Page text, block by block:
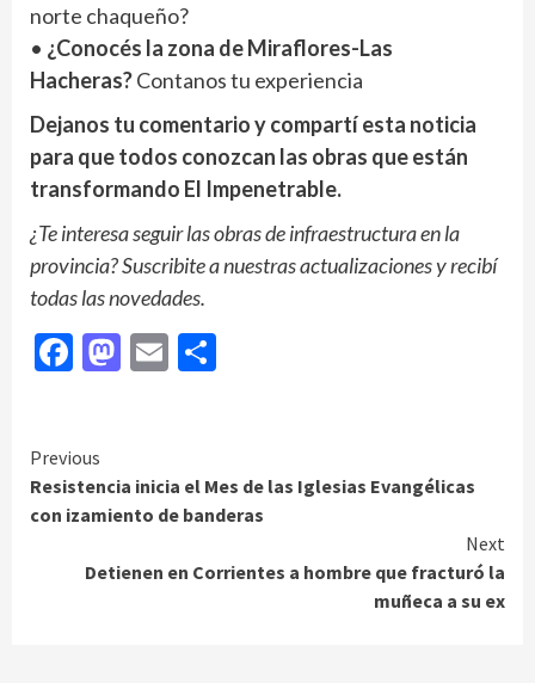
norte chaqueño?
• ¿Conocés la zona de Miraflores-Las
Hacheras?Contanos tu experiencia
Dejanos tu comentario y compartí esta noticia
para que todos conozcan las obras que están
transformando El Impenetrable.
¿Te interesa seguir las obras de infraestructura en la
provincia? Suscribite a nuestras actualizaciones y recibí
todas las novedades.
Facebook
Mastodon
Email
Continue
Reading
Previous
Resistencia inicia el Mes de las Iglesias Evangélicas
con izamiento de banderas
Next
Detienen en Corrientes a hombre que fracturó la
muñeca a su ex